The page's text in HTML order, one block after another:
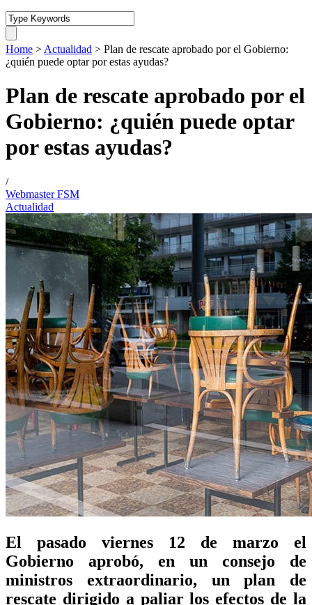
Home > Actualidad > Plan de rescate aprobado por el Gobierno:
¿quién puede optar por estas ayudas?
Plan de rescate aprobado por el
Gobierno: ¿quién puede optar
por estas ayudas?
/
Webmaster FSM
Actualidad
El pasado viernes 12 de marzo el
Gobierno aprobó, en un consejo de
ministros extraordinario, un plan de
rescate dirigido a paliar los efectos de la